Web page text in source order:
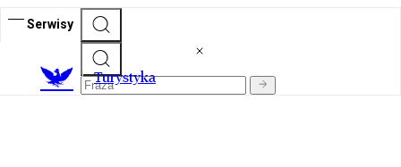
Serwisy
Turystyka